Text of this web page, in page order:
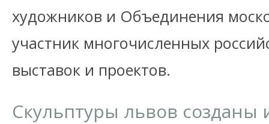
художников и Объединения
участник многочисленных
выставок и проектов.
Скульптуры львов созданы